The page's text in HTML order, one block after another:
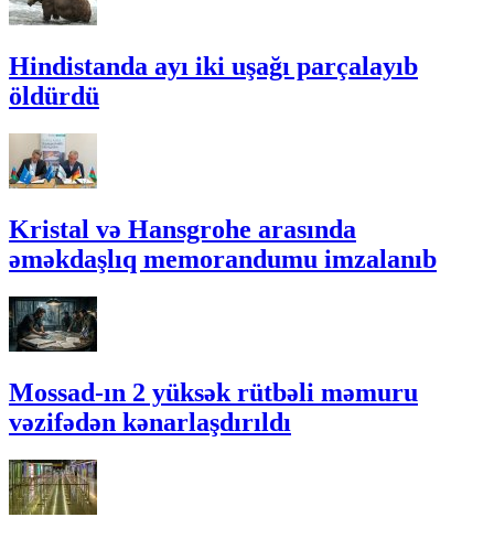
Hindistanda ayı iki uşağı parçalayıb
öldürdü
Kristal və Hansgrohe arasında
əməkdaşlıq memorandumu imzalanıb
Mossad-ın 2 yüksək rütbəli məmuru
vəzifədən kənarlaşdırıldı